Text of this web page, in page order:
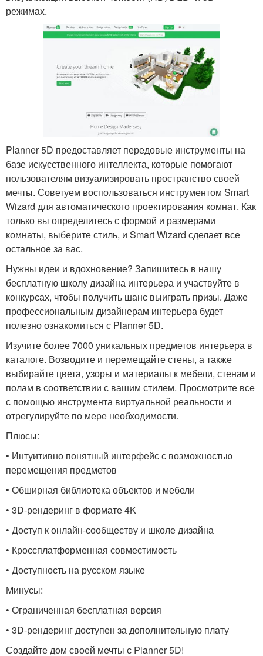
режимах.
Planner 5D предоставляет передовые инструменты на
базе искусственного интеллекта, которые помогают
пользователям визуализировать пространство своей
мечты. Советуем воспользоваться инструментом Smart
Wizard для автоматического проектирования комнат. Как
только вы определитесь с формой и размерами
комнаты, выберите стиль, и Smart Wizard сделает все
остальное за вас.
Нужны идеи и вдохновение? Запишитесь в нашу
бесплатную школу дизайна интерьера и участвуйте в
конкурсах, чтобы получить шанс выиграть призы. Даже
профессиональным дизайнерам интерьера будет
полезно ознакомиться с Planner 5D.
Изучите более 7000 уникальных предметов интерьера в
каталоге. Возводите и перемещайте стены, а также
выбирайте цвета, узоры и материалы к мебели, стенам и
полам в соответствии с вашим стилем. Просмотрите все
с помощью инструмента виртуальной реальности и
отрегулируйте по мере необходимости.
Плюсы:
• Интуитивно понятный интерфейс с возможностью
перемещения предметов
• Обширная библиотека объектов и мебели
• 3D-рендеринг в формате 4K
• Доступ к онлайн-сообществу и школе дизайна
• Кроссплатформенная совместимость
• Доступность на русском языке
Минусы:
• Ограниченная бесплатная версия
• 3D-рендеринг доступен за дополнительную плату
Создайте дом своей мечты с Planner 5D!